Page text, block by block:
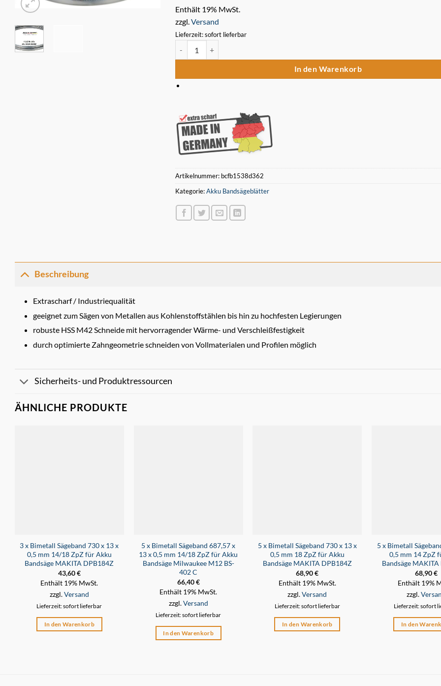
Enthält 19% MwSt.
zzgl.Versand
Lieferzeit: sofort lieferbar
In den Warenkorb
Artikelnummer: bcfb1538d362
Kategorie:Akku Bandsägeblätter
Beschreibung
Extrascharf / Industriequalität
geeignet zum Sägen von Metallen aus Kohlenstoffstählen bis hin zu hochfesten Legierungen
robuste HSS M42 Schneide mit hervorragender Wärme- und Verschleißfestigkeit
durch optimierte Zahngeometrie schneiden von Vollmaterialen und Profilen möglich
Sicherheits- und Produktressourcen
ÄHNLICHE PRODUKTE
3 x Bimetall Sägeband 730 x 13 x
0,5 mm 14/18 ZpZ für Akku
Bandsäge MAKITA DPB184Z
43,60€
Enthält 19% MwSt.
zzgl.Versand
Lieferzeit: sofort lieferbar
In den Warenkorb
5 x Bimetall Sägeband 687,57 x
13 x 0,5 mm 14/18 ZpZ für Akku
Bandsäge Milwaukee M12 BS-
402 C
66,40€
Enthält 19% MwSt.
zzgl.Versand
Lieferzeit: sofort lieferbar
In den Warenkorb
5 x Bimetall Sägeband 730 x 13 x
0,5 mm 18 ZpZ für Akku
Bandsäge MAKITA DPB184Z
68,90€
Enthält 19% MwSt.
zzgl.Versand
Lieferzeit: sofort lieferbar
In den Warenkorb
5 x Bimetall
0,5 mm 14 ZpZ
Bandsäge
68,90€
Enthält 19%
zzgl.
Lieferzeit: sofort
In den